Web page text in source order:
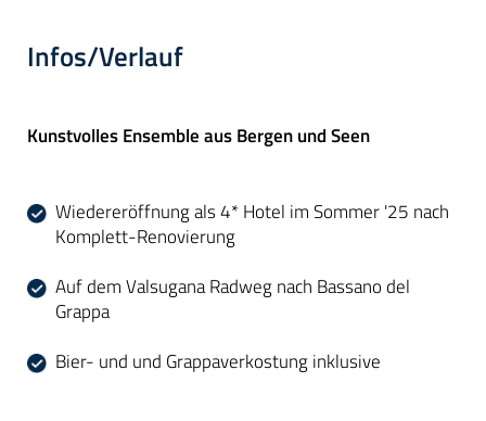
Infos/Verlauf
Kunstvolles Ensemble aus Bergen und Seen
Wiedereröffnung als 4* Hotel im Sommer '25 nach
Komplett-Renovierung
Auf dem Valsugana Radweg nach Bassano del
Grappa
Bier- und und Grappaverkostung inklusive